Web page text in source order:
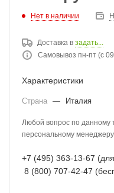
Нет в наличии
Доставка в задать...
Самовывоз пн-пт (с
Характеристики
Страна — Италия
Любой вопрос по данному
персональному
+7 (495) 363-13-67
8 (800) 707-42-47